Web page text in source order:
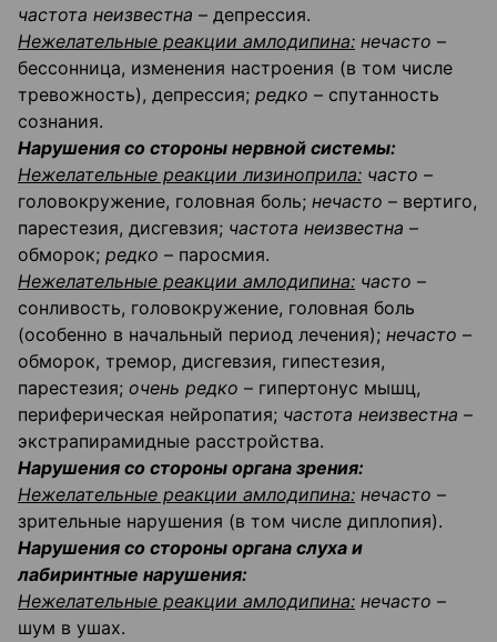
частота неизвестна – депрессия.
Нежелательные реакции амлодипина: нечасто –
бессонница, изменения настроения (в том числе
тревожность), депрессия; редко – спутанность
сознания.
Нарушения со стороны нервной системы:
Нежелательные реакции лизиноприла: часто –
головокружение, головная боль; нечасто – вертиго,
парестезия, дисгевзия; частота неизвестна –
обморок; редко – паросмия.
Нежелательные реакции амлодипина: часто –
сонливость, головокружение, головная боль
(особенно в начальный период лечения); нечасто –
обморок, тремор, дисгевзия, гипестезия,
парестезия; очень редко – гипертонус мышц,
периферическая нейропатия; частота неизвестна –
экстрапирамидные расстройства.
Нарушения со стороны органа зрения:
Нежелательные реакции амлодипина: нечасто –
зрительные нарушения (в том числе диплопия).
Нарушения со стороны органа слуха и
лабиринтные нарушения:
Нежелательные реакции амлодипина: нечасто –
шум в ушах.